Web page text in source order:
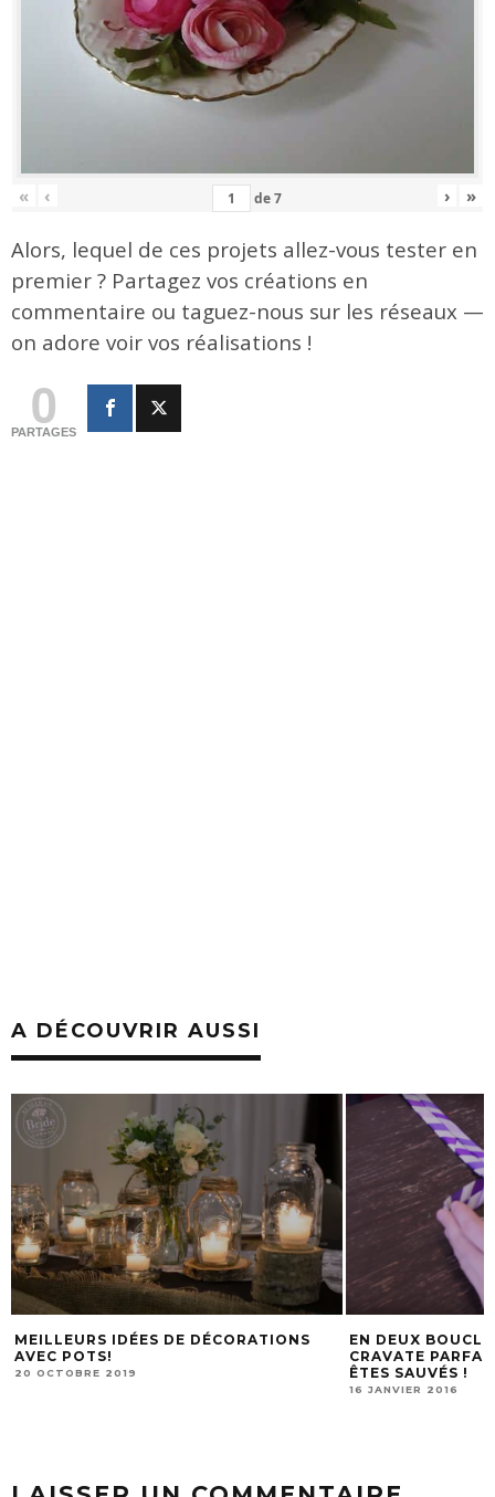
« ‹ de7 › »
Alors, lequel de ces projets allez-vous tester en
premier ? Partagez vos créations en
commentaire ou taguez-nous sur les réseaux —
on adore voir vos réalisations !
0
PARTAGES
A DÉCOUVRIR AUSSI
EN DEUX BOUCLES IL FAIT UN NŒUD DE
CRAVATE PARFAIT… MESSIEURS, VOUS